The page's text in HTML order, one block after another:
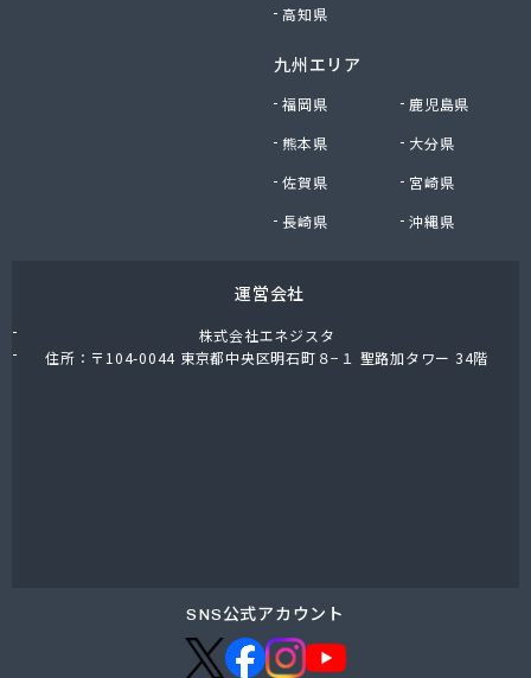
株式会社油直 オートガススタンド
丸井商店外之原支店
丸金薪炭店
橋本産業株式会社 名古屋営業所
玉屋プロパン株式会社
高知県
九州エリア
福岡県
鹿児島県
熊本県
大分県
佐賀県
宮崎県
長崎県
沖縄県
運営会社
株式会社エネジスタ
住所：〒104-0044 東京都中央区明石町８−１ 聖路加タワー 34階
SNS公式アカウント